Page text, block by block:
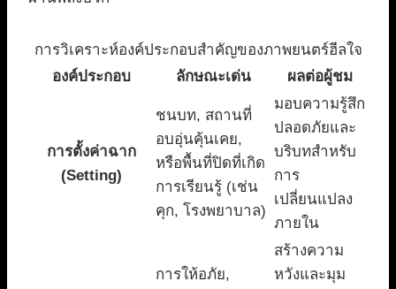
การวิเคราะห์องค์ประกอบสำคัญของภาพยนตร์ฮีลใจ
องค์ประกอบ
ลักษณะเด่น ผลต่อผู้ชม
การตั้งค่าฉาก
(Setting)
ชนบท, สถานที่
อบอุ่นคุ้นเคย,
หรือพื้นที่ปิดที่เกิด
การเรียนรู้ (เช่น
คุก, โรงพยาบาล)
มอบความรู้สึก
ปลอดภัยและ
บริบทสำหรับ
การ
เปลี่ยนแปลง
ภายใน
การให้อภัย,
สร้างความ
หวังและมุม